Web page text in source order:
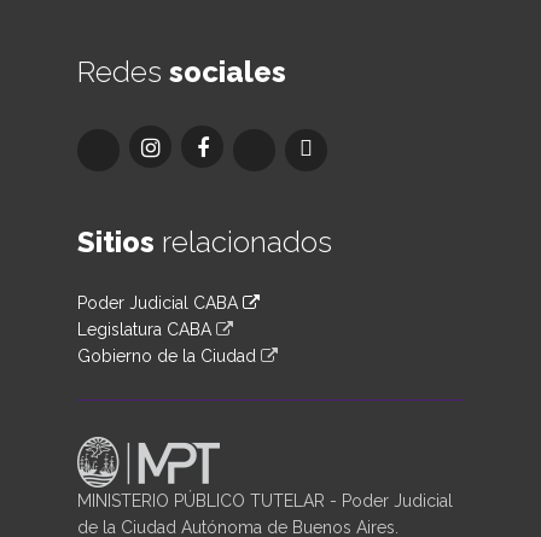
Redes sociales
Sitios relacionados
Poder Judicial CABA
Legislatura CABA
Gobierno de la Ciudad
MINISTERIO PÚBLICO TUTELAR - Poder Judicial
de la Ciudad Autónoma de Buenos Aires.